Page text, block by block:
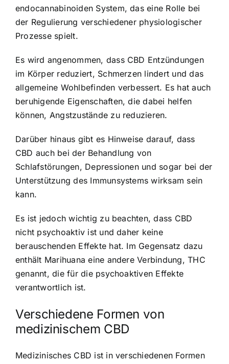
endocannabinoiden System, das eine Rolle bei
der Regulierung verschiedener physiologischer
Prozesse spielt.
Es wird angenommen, dass CBD Entzündungen
im Körper reduziert, Schmerzen lindert und das
allgemeine Wohlbefinden verbessert. Es hat auch
beruhigende Eigenschaften, die dabei helfen
können, Angstzustände zu reduzieren.
Darüber hinaus gibt es Hinweise darauf, dass
CBD auch bei der Behandlung von
Schlafstörungen, Depressionen und sogar bei der
Unterstützung des Immunsystems wirksam sein
kann.
Es ist jedoch wichtig zu beachten, dass CBD
nicht psychoaktiv ist und daher keine
berauschenden Effekte hat. Im Gegensatz dazu
enthält Marihuana eine andere Verbindung, THC
genannt, die für die psychoaktiven Effekte
verantwortlich ist.
Verschiedene Formen von
medizinischem CBD
Medizinisches CBD ist in verschiedenen Formen